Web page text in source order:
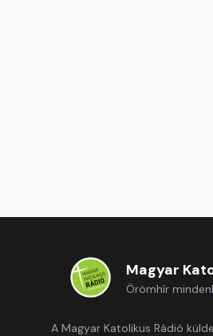
Magyar
Örömhír
A Magyar Katolikus Rádió